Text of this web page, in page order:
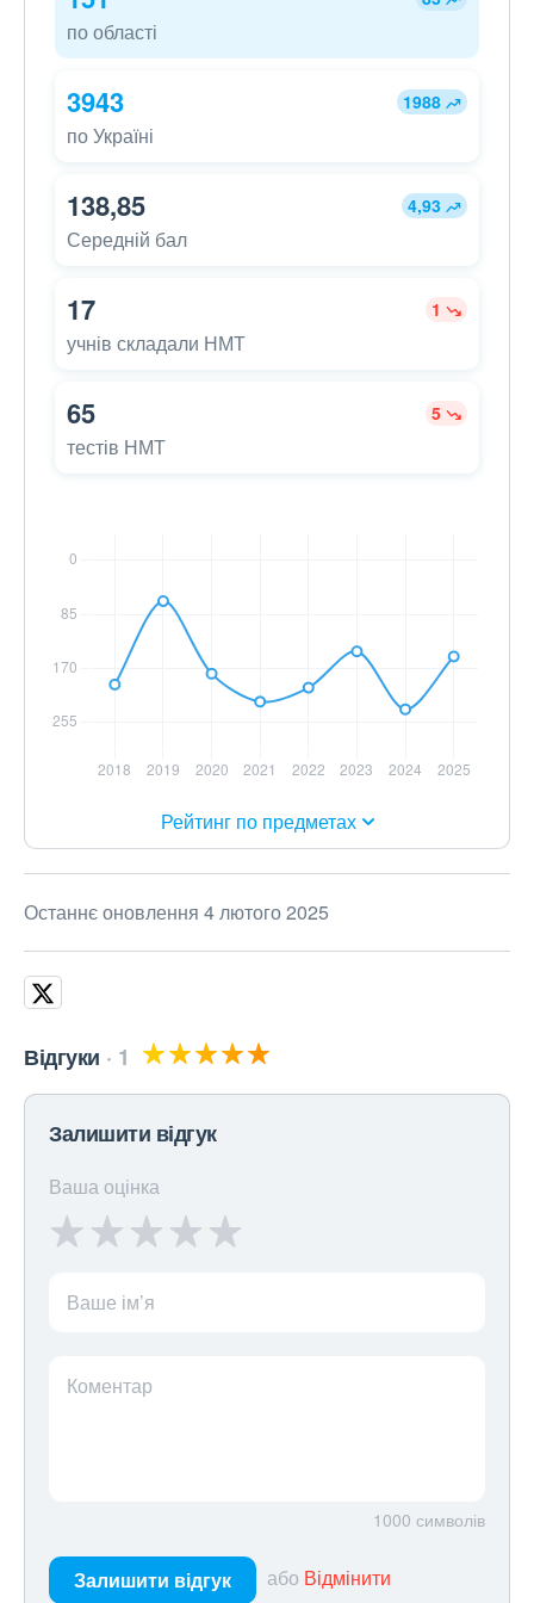
по області
3943 1988
по Україні
138,85 4,93
Середній бал
17 1
учнів складали НМТ
65 5
тестів НМТ
Рейтинг по предметах
Останнє оновлення 4 лютого 2025
Відгуки 1
Залишити відгук
Ваша оцінка
Ваше ім’я
Коментар
1000 символів
Залишити відгук або Відмінити